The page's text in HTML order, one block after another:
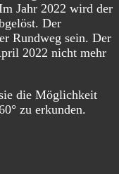
Jahr 2022 wird der
Der
Rundweg sein. Der
2022 nicht mehr
die Möglichkeit
zu erkunden.